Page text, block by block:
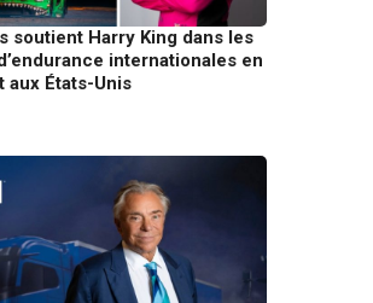
soutient Harry King dans les
internationales en
aux États-Unis